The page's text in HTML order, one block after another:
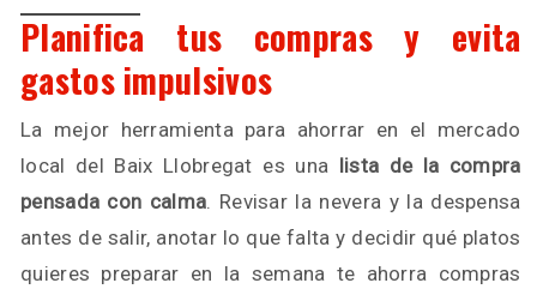
Planifica tus compras y evita
gastos impulsivos
La mejor herramienta para ahorrar en el mercado
local del Baix Llobregat es una lista de la compra
pensada con calma. Revisar la nevera y la despensa
antes de salir, anotar lo que falta y decidir qué platos
quieres preparar en la semana te ahorra compras